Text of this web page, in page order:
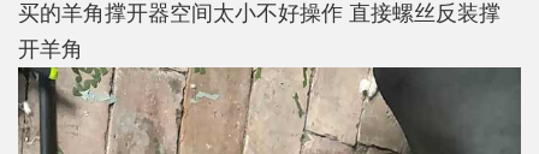
买的羊角撑开器空间太小不好操作 直接螺丝反装撑
开羊角